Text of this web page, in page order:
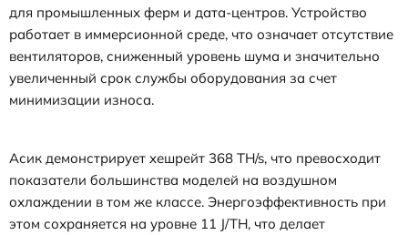
для промышленных ферм и дата-центров. Устройство
работает в иммерсионной среде, что означает отсутствие
вентиляторов, сниженный уровень шума и значительно
увеличенный срок службы оборудования за счет
минимизации износа.
Асик демонстрирует хешрейт 368 TH/s, что превосходит
показатели большинства моделей на воздушном
охлаждении в том же классе. Энергоэффективность при
этом сохраняется на уровне 11 J/TH, что делает